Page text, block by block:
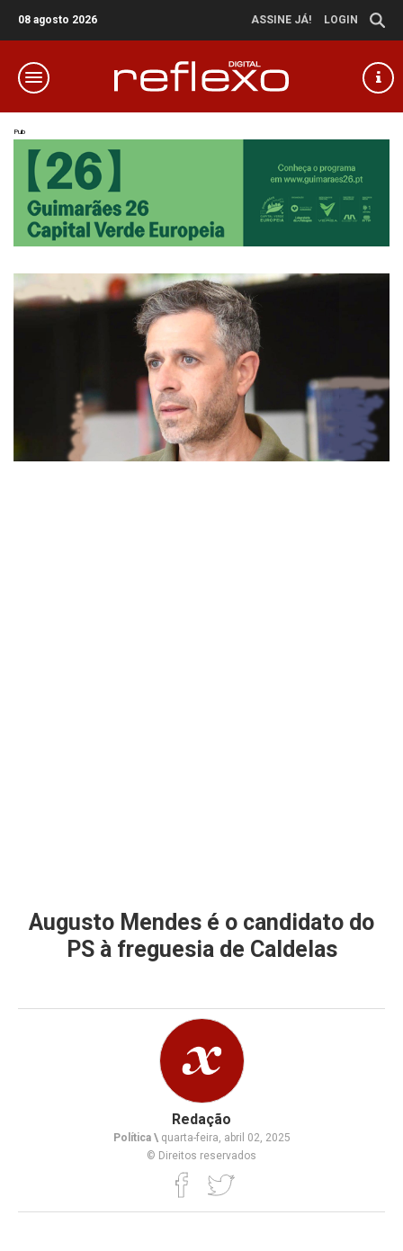
08 agosto 2026 ASSINE JÁ! LOGIN
Pub
Augusto Mendes é o candidato do
PS à freguesia de Caldelas
Redação
Política \quarta-feira, abril 02, 2025
© Direitos reservados